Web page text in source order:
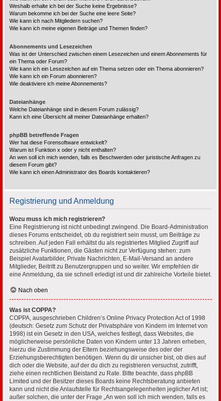
Weshalb erhalte ich bei der Suche keine Ergebnisse?
Warum bekomme ich bei der Suche eine leere Seite?
Wie kann ich nach Mitgliedern suchen?
Wie kann ich meine eigenen Beiträge und Themen finden?
Abonnements und Lesezeichen
Was ist der Unterschied zwischen einem Lesezeichen und einem Abonnements für
ein Thema oder Forum?
Wie kann ich ein Lesezeichen auf ein Thema setzen oder ein Thema abonnieren?
Wie kann ich ein Forum abonnieren?
Wie deaktiviere ich meine Abonnements?
Dateianhänge
Welche Dateianhänge sind in diesem Forum zulässig?
Kann ich eine Übersicht all meiner Dateianhänge erhalten?
phpBB betreffende Fragen
Wer hat diese Forensoftware entwickelt?
Warum ist Funktion x oder y nicht enthalten?
An wen soll ich mich wenden, falls es Beschwerden oder juristische Anfragen zu
diesem Forum gibt?
Wie kann ich einen Administrator des Boards kontaktieren?
Registrierung und Anmeldung
Wozu muss ich mich registrieren?
Eine Registrierung ist nicht unbedingt zwingend. Die Board-Administration
dieses Forums entscheidet, ob du registriert sein musst, um Beiträge zu
schreiben. Auf jeden Fall erhältst du als registriertes Mitglied Zugriff auf
zusätzliche Funktionen, die Gästen nicht zur Verfügung stehen: zum
Beispiel Avatarbilder, Private Nachrichten, E-Mail-Versand an andere
Mitglieder, Beitritt zu Benutzergruppen und so weiter. Wir empfehlen dir
eine Anmeldung, da sie schnell erledigt ist und dir zahlreiche Vorteile bietet.
Nach oben
Was ist COPPA?
COPPA, ausgeschrieben Children’s Online Privacy Protection Act of 1998
(deutsch: Gesetz zum Schutz der Privatsphäre von Kindern im Internet von
1998) ist ein Gesetz in den USA, welches festlegt, dass Websites, die
möglicherweise persönliche Daten von Kindern unter 13 Jahren erheben,
hierzu die Zustimmung der Eltern beziehungsweise des oder der
Erziehungsberechtigten benötigen. Wenn du dir unsicher bist, ob dies auf
dich oder die Website, auf der du dich zu registrieren versuchst, zutrifft,
ziehe einen rechtlichen Beistand zu Rate. Bitte beachte, dass phpBB
Limited und der Besitzer dieses Boards keine Rechtsberatung anbieten
kann und nicht die Anlaufstelle für Rechtsangelegenheiten jeglicher Art ist;
außer solchen, die unter der Frage „An wen soll ich mich wenden, falls es